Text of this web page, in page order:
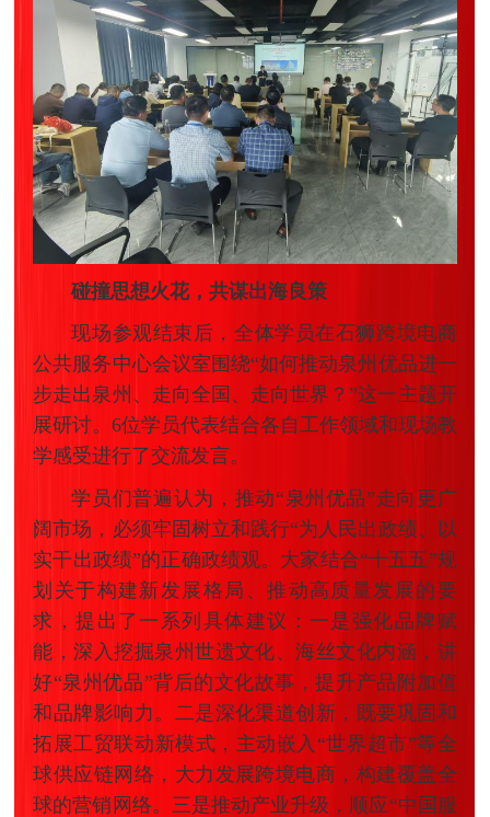
碰撞思想火花，共谋出海良策
现场参观结束后，全体学员在石狮跨境电商
公共服务中心会议室围绕“如何推动泉州优品进一
步走出泉州、走向全国、走向世界？”这一主题开
展研讨。6位学员代表结合各自工作领域和现场教
学感受进行了交流发言。
学员们普遍认为，推动“泉州优品”走向更广
阔市场，必须牢固树立和践行“为人民出政绩、以
实干出政绩”的正确政绩观。大家结合“十五五”规
划关于构建新发展格局、推动高质量发展的要
求，提出了一系列具体建议：一是强化品牌赋
能，深入挖掘泉州世遗文化、海丝文化内涵，讲
好“泉州优品”背后的文化故事，提升产品附加值
和品牌影响力。二是深化渠道创新，既要巩固和
拓展工贸联动新模式，主动嵌入“世界超市”等全
球供应链网络，大力发展跨境电商，构建覆盖全
球的营销网络。三是推动产业升级，顺应“中国服